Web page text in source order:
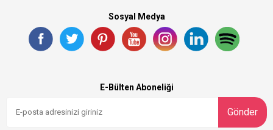
Sosyal Medya
E-Bülten Aboneliği
Gönder